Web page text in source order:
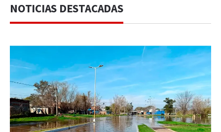
NOTICIAS DESTACADAS